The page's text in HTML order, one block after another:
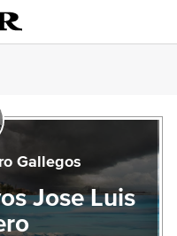
Gallegos
Jose Luis